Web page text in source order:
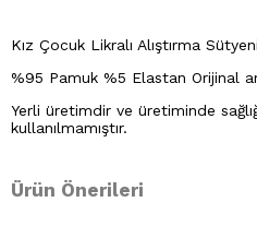
Kız Çocuk Likralı Alıştırma
%95 Pamuk %5 Elastan Orijinal
Yerli üretimdir ve üretiminde
kullanılmamıştır.
Ürün Önerileri